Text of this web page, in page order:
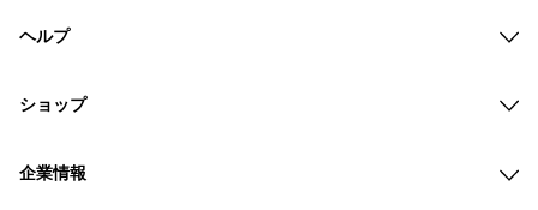
ヘルプ
ショップ
企業情報